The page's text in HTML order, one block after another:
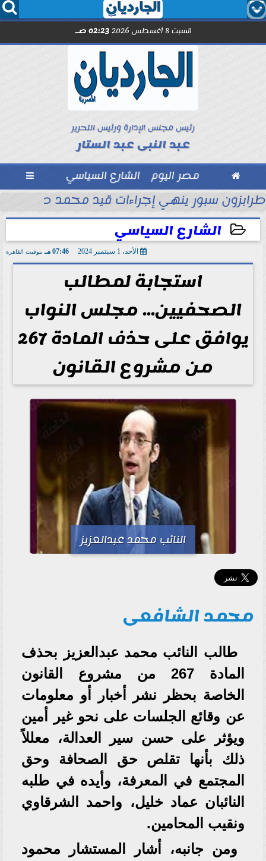
  
السبت 8 أغسطس 2026 02:23 صـ
رئيس مجلس الإدارة ورئيس التحرير
عبد النبى عبد الستار
 مصر اليوم الشارع السياسي 
طرابزون سبور ينهي إجراءات قيد محمد صلاح
الشارع السياسي
الأحد، 1 سبتمبر 2024 07:46 مـ بتوقيت القاهرة
استجابة لمطالب
الصحفيين... مجلس النواب
يوافق على حذف المادة 267
من مشروع القانون
النائب محمد عبدالعزيز
محمد الشافعى
طالب النائب محمد عبدالعزيز بحذف
المادة 267 من مشروع القانون
الخاصة بحظر نشر أخبار أو معلومات
عن وقائع الجلسات على نحو غير أمين
ويؤثر على حسن سير العدالة، معللاً
ذلك بأنها تقلص حق الصحافة وحق
المجتمع في المعرفة، وأيده في طلبه
النائبان عماد خليل، واحمد الشرقاوي
ونقيب المحامين.
ومن جانبه، أشار المستشار محمود